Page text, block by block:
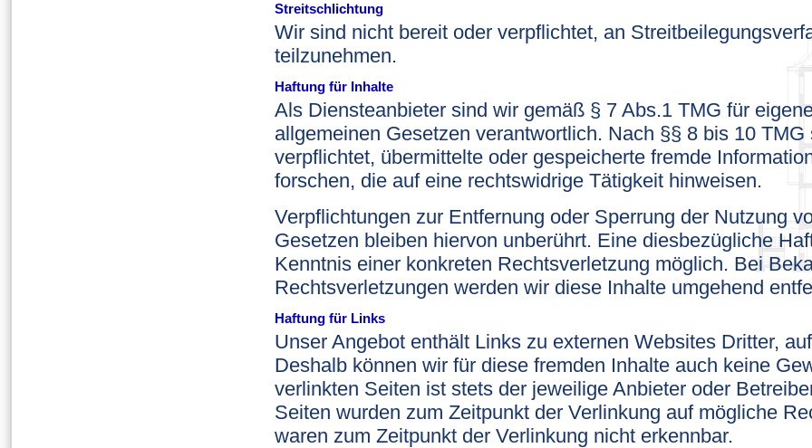
Streitschlichtung
Wir sind nicht bereit oder verpflichtet, an
teilzunehmen.
Haftung für Inhalte
Als Diensteanbieter sind wir gemäß § 7 Abs.1 TMG für
allgemeinen Gesetzen verantwortlich. Nach §§ 8 bis 10
verpflichtet, übermittelte oder gespeicherte fremde
forschen, die auf eine rechtswidrige Tätigkeit hinweisen.
Verpflichtungen zur Entfernung oder Sperrung der Nutzung
Gesetzen bleiben hiervon unberührt. Eine diesbezügliche
Kenntnis einer konkreten Rechtsverletzung möglich. Bei
Rechtsverletzungen werden wir diese Inhalte umgehend
Haftung für Links
Unser Angebot enthält Links zu externen Websites Dritter,
Deshalb können wir für diese fremden Inhalte auch keine
verlinkten Seiten ist stets der jeweilige Anbieter oder
Seiten wurden zum Zeitpunkt der Verlinkung auf mögliche
waren zum Zeitpunkt der Verlinkung nicht erkennbar.